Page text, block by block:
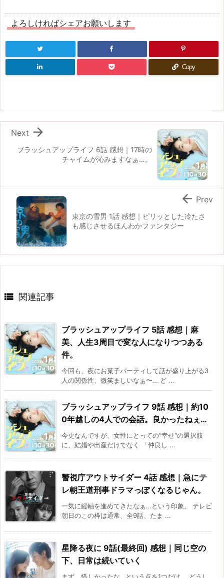
よろしければシェアお願いします
Copy
ブラッシュアップライフ 6話 感想｜17時の
チャイムが沁みますなぁ…。

Next
東京の雪男 1話 感想｜ピリッとした冷たさ
も感じさせるほんわかファンタジー
 Prev
 関連記事
ブラッシュアップライフ 5話 感想｜麻
美、人生3周目で変な人になりつつある
件。
今回も、夜にお菓子パーティして話が盛り上がる3
人の関係性、微笑ましいなぁ〜… ど ...
ブラッシュアップライフ 9話 感想｜約10
0年越しの4人での会話。良かったねぇ…
今更なんですが、女性にとっての"幸せ"の選択肢
に、結婚や出産だけでなく 「仲良し ...
警視庁アウトサイダー 4話 感想｜急にテ
レ朝王道刑事ドラマっぽくなるじゃん。
一気に縦軸を進めてきたなぁ…という印象。 テレビ
朝日のこの枠は通常、全9話、たま ...
星降る夜に 9話(最終回) 感想｜同じ空の
下、日常は続いていく
まず、惜しかったな…という点を1つだけ。 どうし